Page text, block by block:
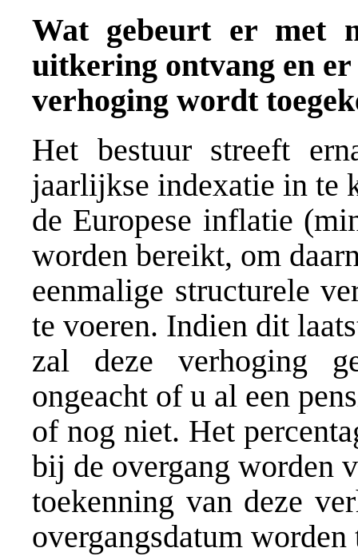
Wat gebeurt er met
uitkering ontvang en er
verhoging wordt
Het bestuur streeft
jaarlijkse indexatie in te
de Europese inflatie
worden bereikt, om
eenmalige structurele
te voeren. Indien dit
zal deze verhoging
ongeacht of u al een
of nog niet. Het
bij de overgang worden
toekenning van deze
overgangsdatum worden